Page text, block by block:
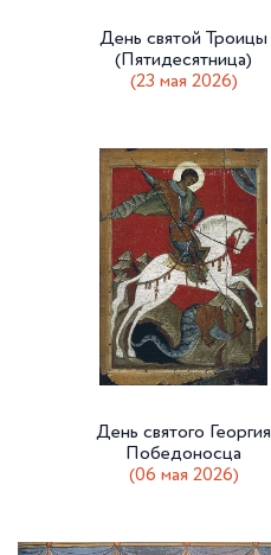
День святой Троицы
(Пятидесятница)
(23 мая 2026)
День святого Георгия
Победоносца
(06 мая 2026)